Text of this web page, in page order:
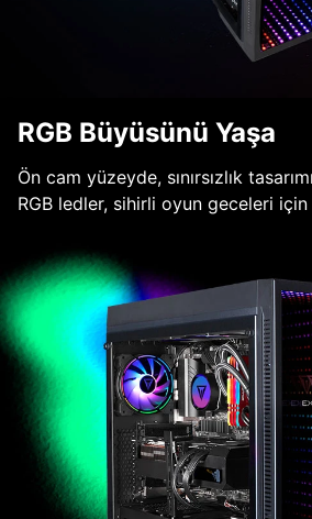
RGB Büyüsünü Yaşa
Ön cam yüzeyde, sınırsızlık
RGB ledler, sihirli oyun geceleri